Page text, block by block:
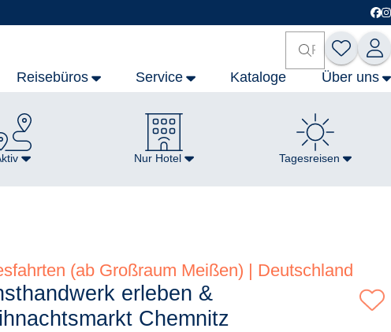
Reisebüros Service Kataloge Über uns
Nur Hotel Tagesreisen
(ab Großraum Meißen) | Deutschland
erleben &
Chemnitz